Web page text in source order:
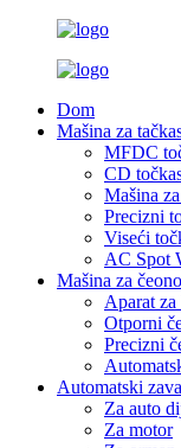
Dom
Mašina za
MFDC
CD
Mašina
Precizni
Viseći
AC Spot
Mašina za
Aparat
Otporni
Precizni
Automatski
Za auto
Za motor